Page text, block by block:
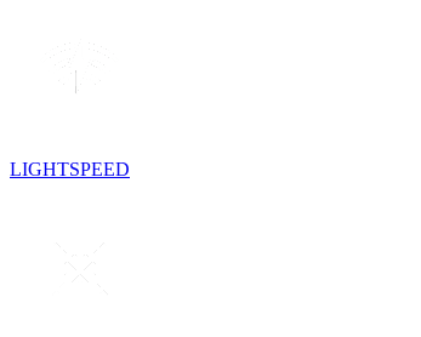
LIGHTSPEED